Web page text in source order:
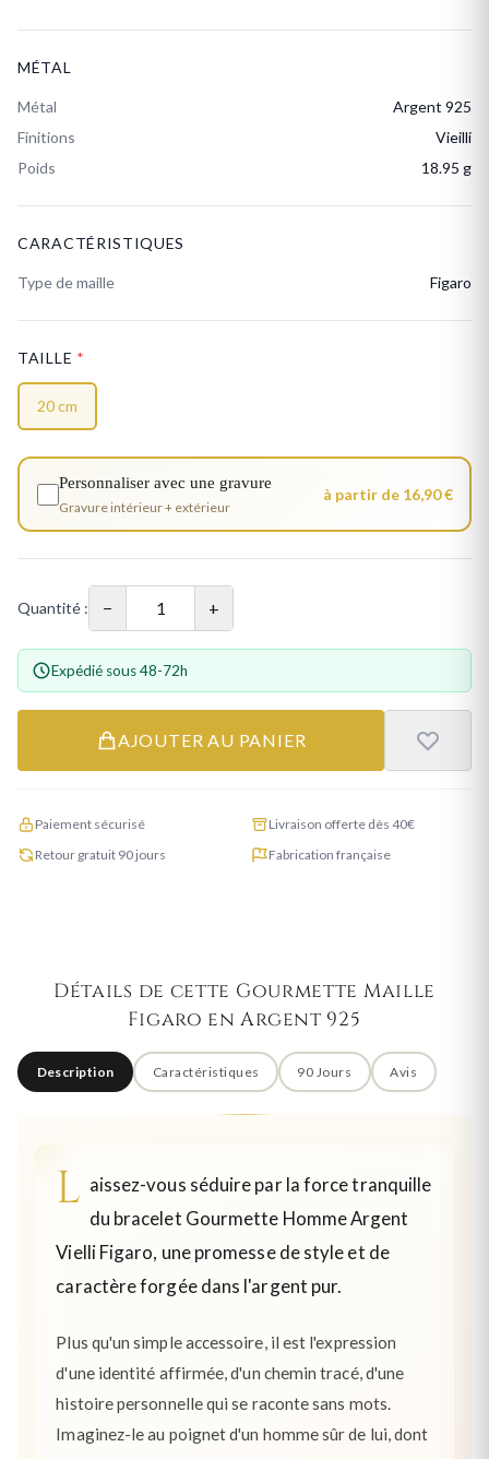
MÉTAL
Métal
Argent 925
Finitions
Vieilli
Poids
18.95 g
CARACTÉRISTIQUES
Type de maille Figaro
TAILLE *
20 cm
Personnaliser avec une gravure
Gravure intérieur + extérieur
à partir de 16,90 €
Quantité : − +
Expédié sous 48-72h
AJOUTER AU PANIER
Paiement sécurisé
Livraison offerte dès 40€
Retour gratuit 90 jours
Fabrication française
Détails de cette Gourmette Maille
Figaro en Argent 925
Description Caractéristiques 90 Jours Avis
L aissez-vous séduire par la force tranquille
du bracelet Gourmette Homme Argent
Vielli Figaro, une promesse de style et de
caractère forgée dans l'argent pur.
Plus qu'un simple accessoire, il est l'expression
d'une identité affirmée, d'un chemin tracé, d'une
histoire personnelle qui se raconte sans mots.
Imaginez-le au poignet d'un homme sûr de lui, dont